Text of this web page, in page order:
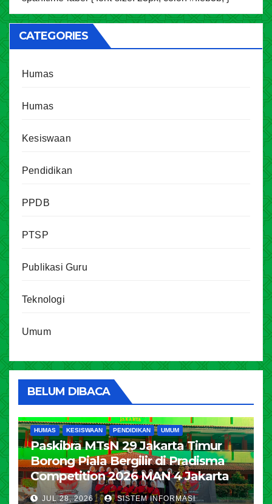
CATEGORIES
Humas
Humas
Kesiswaan
Pendidikan
PPDB
PTSP
Publikasi Guru
Teknologi
Umum
BELUM DIBACA
HUMAS KESISWAAN PENDIDIKAN UMUM
Paskibra MTsN 29 Jakarta Timur
Borong Piala Bergilir di Pradisma
Competition 2026 MAN 4 Jakarta
JUL 28, 2026 SISTEM INFORMASI